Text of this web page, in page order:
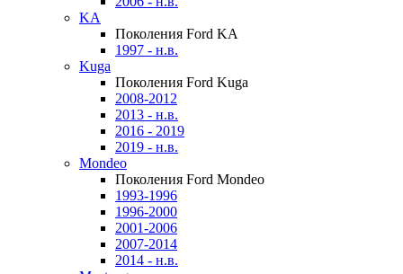
KA
Поколения Ford KA
1997 - н.в.
Kuga
Поколения Ford Kuga
2008-2012
2013 - н.в.
2016 - 2019
2019 - н.в.
Mondeo
Поколения Ford Mondeo
1993-1996
1996-2000
2001-2006
2007-2014
2014 - н.в.